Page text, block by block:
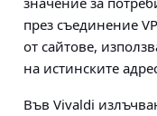
през съединение
от сайтове,
на истинските
Във Vivaldi